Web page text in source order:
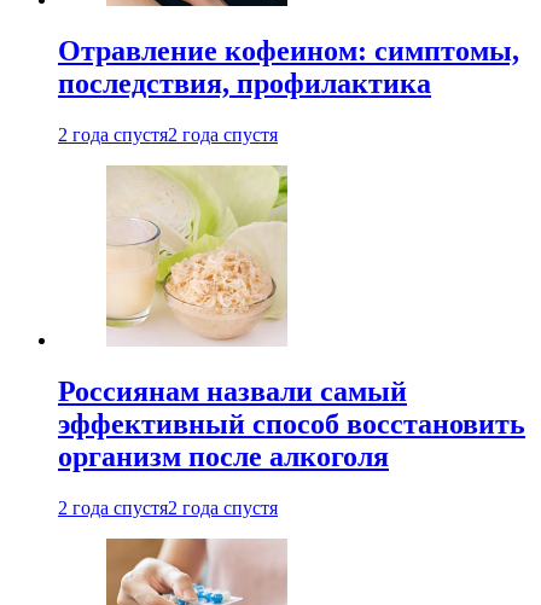
Отравление кофеином: симптомы,
последствия, профилактика
2 года спустя2 года спустя
Россиянам назвали самый
эффективный способ восстановить
организм после алкоголя
2 года спустя2 года спустя